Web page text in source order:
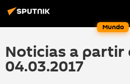
Mundo
Noticias a partir
04.03.2017